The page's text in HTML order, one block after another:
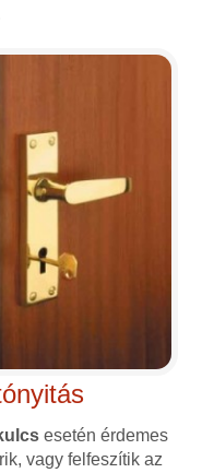
esetén érdemes
vagy felfeszítik az